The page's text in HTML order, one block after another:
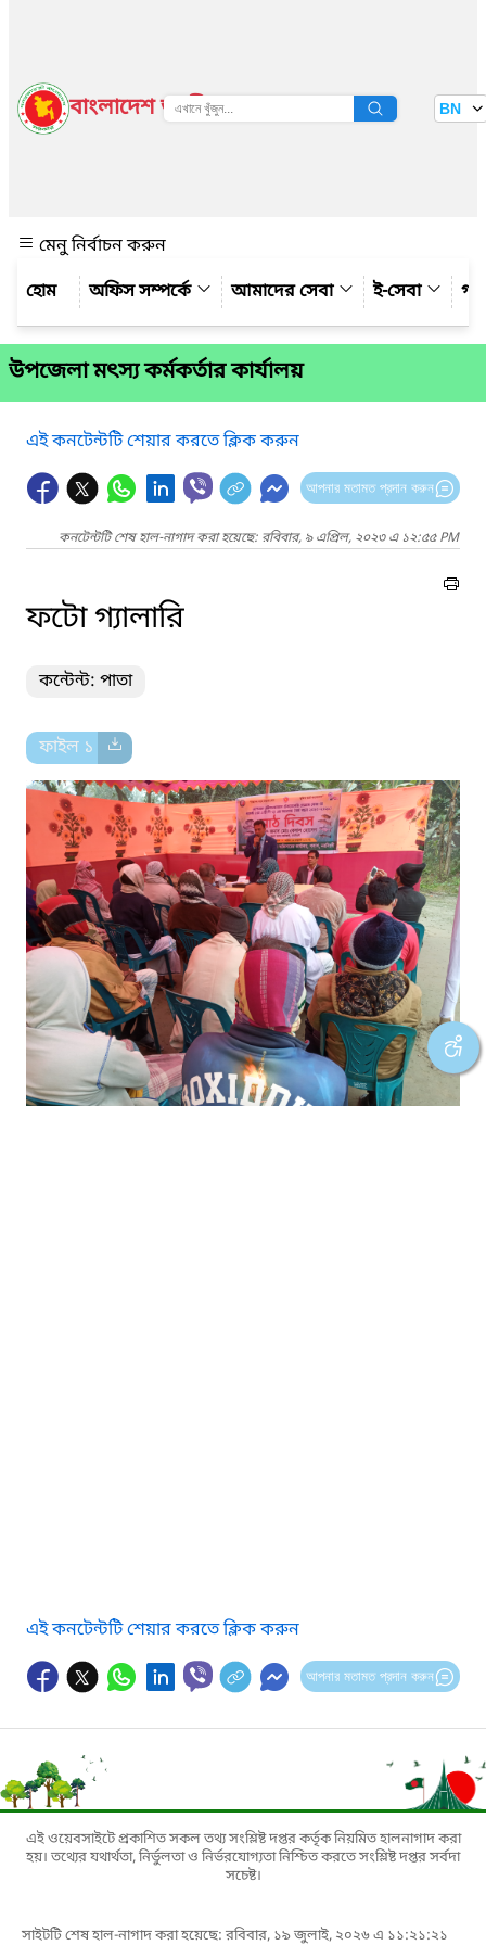
বাংলাদেশ জাতীয় তথ্য বাতায়ন BN
মেনু নির্বাচন করুন
অফিস সম্পর্কে
আমাদের সেবা ই-সেবা
উপজেলা মৎস্য কর্মকর্তার কার্যালয়
এই কনটেন্টটি শেয়ার করতে ক্লিক করুন
আপনার মতামত প্রদান করুন
কনটেন্টটি শেষ হাল-নাগাদ করা হয়েছে: রবিবার, ৯ এপ্রিল, ২০২৩ এ ১২:৫৫ PM
ফটো গ্যালারি
কন্টেন্ট: পাতা
ফাইল ১
এই কনটেন্টটি শেয়ার করতে ক্লিক করুন
আপনার মতামত প্রদান করুন
এই ওয়েবসাইটে প্রকাশিত সকল তথ্য সংশ্লিষ্ট দপ্তর কর্তৃক নিয়মিত হালনাগাদ করা
হয়। তথ্যের যথার্থতা, নির্ভুলতা ও নির্ভরযোগ্যতা নিশ্চিত করতে সংশ্লিষ্ট দপ্তর সর্বদা
সচেষ্ট।
সাইটটি শেষ হাল-নাগাদ করা হয়েছে: রবিবার, ১৯ জুলাই, ২০২৬ এ ১১:২১:২১